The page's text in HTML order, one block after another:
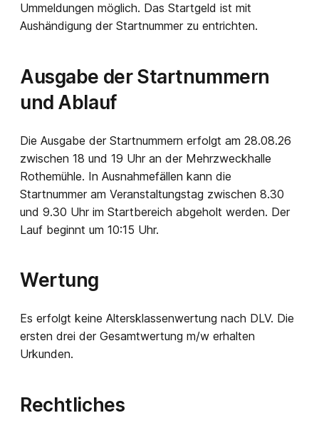
Ummeldungen möglich. Das Startgeld ist mit
Aushändigung der Startnummer zu entrichten.
Ausgabe der Startnummern
und Ablauf
Die Ausgabe der Startnummern erfolgt am 28.08.26
zwischen 18 und 19 Uhr an der Mehrzweckhalle
Rothemühle. In Ausnahmefällen kann die
Startnummer am Veranstaltungstag zwischen 8.30
und 9.30 Uhr im Startbereich abgeholt werden. Der
Lauf beginnt um 10:15 Uhr.
Wertung
Es erfolgt keine Altersklassenwertung nach DLV. Die
ersten drei der Gesamtwertung m/w erhalten
Urkunden.
Rechtliches